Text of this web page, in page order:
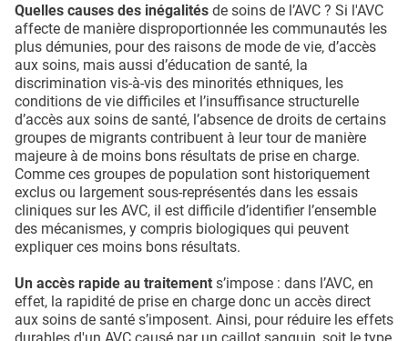
Quelles causes des inégalités de soins de l’AVC ? Si l'AVC
affecte de manière disproportionnée les communautés les
plus démunies, pour des raisons de mode de vie, d’accès
aux soins, mais aussi d’éducation de santé, la
discrimination vis-à-vis des minorités ethniques, les
conditions de vie difficiles et l’insuffisance structurelle
d’accès aux soins de santé, l’absence de droits de certains
groupes de migrants contribuent à leur tour de manière
majeure à de moins bons résultats de prise en charge.
Comme ces groupes de population sont historiquement
exclus ou largement sous-représentés dans les essais
cliniques sur les AVC, il est difficile d’identifier l’ensemble
des mécanismes, y compris biologiques qui peuvent
expliquer ces moins bons résultats.
Un accès rapide au traitement s’impose : dans l’AVC, en
effet, la rapidité de prise en charge donc un accès direct
aux soins de santé s’imposent. Ainsi, pour réduire les effets